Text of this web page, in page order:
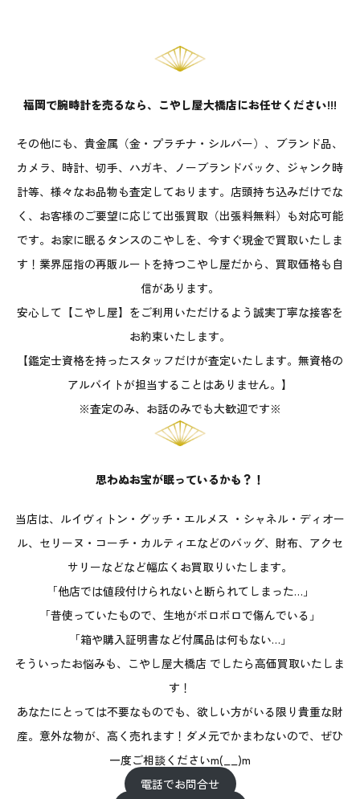
福岡で腕時計を売るなら、こやし屋大橋店にお任せください!!!
その他にも、貴金属（金・プラチナ・シルバー）、ブランド品、
カメラ、時計、切手、ハガキ、ノーブランドバック、ジャンク時
計等、様々なお品物も査定しております。店頭持ち込みだけでな
く、お客様のご要望に応じて出張買取（出張料無料）も対応可能
です。お家に眠るタンスのこやしを、今すぐ現金で買取いたしま
す！業界屈指の再販ルートを持つこやし屋だから、買取価格も自
信があります。
安心して【こやし屋】をご利用いただけるよう誠実丁寧な接客を
お約束いたします。
【鑑定士資格を持ったスタッフだけが査定いたします。無資格の
アルバイトが担当することはありません。】
※査定のみ、お話のみでも大歓迎です※
思わぬお宝が眠っているかも？！
当店は、ルイヴィトン・グッチ・エルメス ・シャネル・ディオー
ル、セリーヌ・コーチ・カルティエなどのバッグ、財布、アクセ
サリーなどなど幅広くお買取りいたします。
「他店では値段付けられないと断られてしまった…」
「昔使っていたもので、生地がボロボロで傷んでいる」
「箱や購入証明書など付属品は何もない…」
そういったお悩みも、こやし屋大橋店 でしたら高価買取いたしま
す！
あなたにとっては不要なものでも、欲しい方がいる限り貴重な財
産。意外な物が、高く売れます！ダメ元でかまわないので、ぜひ
一度ご相談くださいm(__)m
電話でお問合せ